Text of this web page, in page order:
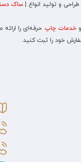
و تولید انواع |ساک
خدمات چاپ حرفه‌ای را
خود را ثبت کنید.